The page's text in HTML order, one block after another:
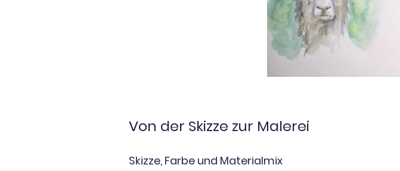
Von der Skizze zur Malerei
Skizze, Farbe und Materialmix